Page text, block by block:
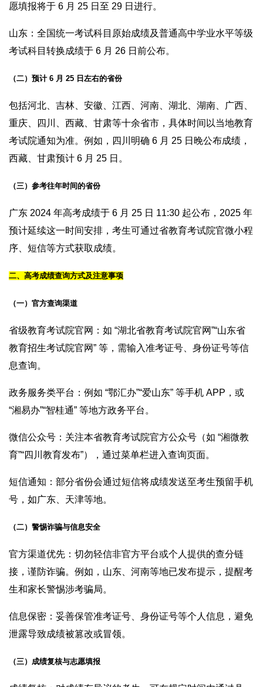
愿填报将于 6 月 25 日至 29 日进行。
山东：全国统一考试科目原始成绩及普通高中学业水平等级
考试科目转换成绩于 6 月 26 日前公布。
（二）预计 6 月 25 日左右的省份
包括河北、吉林、安徽、江西、河南、湖北、湖南、广西、
重庆、四川、西藏、甘肃等十余省市，具体时间以当地教育
考试院通知为准。例如，四川明确 6 月 25 日晚公布成绩，
西藏、甘肃预计 6 月 25 日。
（三）参考往年时间的省份
广东 2024 年高考成绩于 6 月 25 日 11:30 起公布，2025 年
预计延续这一时间安排，考生可通过省教育考试院官微小程
序、短信等方式获取成绩。
二、高考成绩查询方式及注意事项
（一）官方查询渠道
省级教育考试院官网：如 “湖北省教育考试院官网”“山东省
教育招生考试院官网” 等，需输入准考证号、身份证号等信
息查询。
政务服务类平台：例如 “鄂汇办”“爱山东” 等手机 APP，或
“湘易办”“智桂通” 等地方政务平台。
微信公众号：关注本省教育考试院官方公众号（如 “湘微教
育”“四川教育发布”），通过菜单栏进入查询页面。
短信通知：部分省份会通过短信将成绩发送至考生预留手机
号，如广东、天津等地。
（二）警惕诈骗与信息安全
官方渠道优先：切勿轻信非官方平台或个人提供的查分链
接，谨防诈骗。例如，山东、河南等地已发布提示，提醒考
生和家长警惕涉考骗局。
信息保密：妥善保管准考证号、身份证号等个人信息，避免
泄露导致成绩被篡改或冒领。
（三）成绩复核与志愿填报